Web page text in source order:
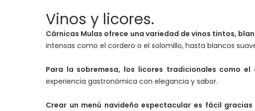
Vinos y licores.
Cárnicas Mulas ofrece una variedad de vinos tintos,
intensas como el cordero o el solomillo, hasta blancos
Para la sobremesa, los licores tradicionales como
experiencia gastronómica con elegancia y sabor.
Crear un menú navideño espectacular es fácil